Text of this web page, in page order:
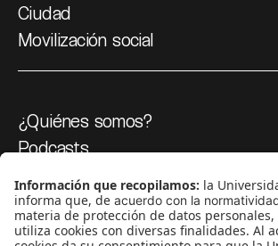
Ciudad
Movilización social
¿Quiénes somos?
Podcasts
Proyectos 070